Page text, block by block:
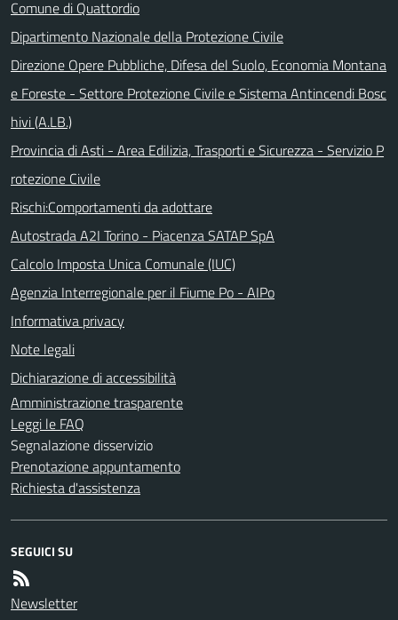
Comune di Quattordio
Dipartimento Nazionale della Protezione Civile
Direzione Opere Pubbliche, Difesa del Suolo, Economia Montana
e Foreste - Settore Protezione Civile e Sistema Antincendi Bosc
hivi (A.LB.)
Provincia di Asti - Area Edilizia, Trasporti e Sicurezza - Servizio P
rotezione Civile
Rischi:Comportamenti da adottare
Autostrada A2I Torino - Piacenza SATAP SpA
Calcolo Imposta Unica Comunale (IUC)
Agenzia Interregionale per il Fiume Po - AIPo
Informativa privacy
Note legali
Dichiarazione di accessibilità
Amministrazione trasparente
Leggi le FAQ
Segnalazione disservizio
Prenotazione appuntamento
Richiesta d'assistenza
SEGUICI SU
Newsletter